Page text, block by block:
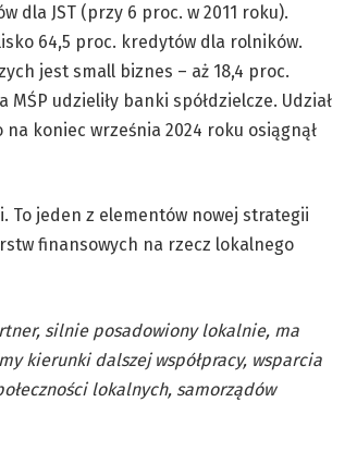
dla JST (przy 6 proc. w 2011 roku).
64,5 proc. kredytów dla rolników.
jest small biznes – aż 18,4 proc.
udzieliły banki spółdzielcze. Udział
koniec września 2024 roku osiągnął
To jeden z elementów nowej strategii
finansowych na rzecz lokalnego
silnie posadowiony lokalnie, ma
kierunki dalszej współpracy, wsparcia
lokalnych, samorządów